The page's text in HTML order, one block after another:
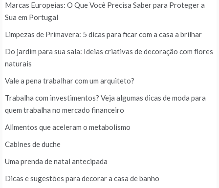
Marcas Europeias: O Que Você Precisa Saber para Proteger a
Sua em Portugal
Limpezas de Primavera: 5 dicas para ficar com a casa a brilhar
Do jardim para sua sala: Ideias criativas de decoração com flores
naturais
Vale a pena trabalhar com um arquiteto?
Trabalha com investimentos? Veja algumas dicas de moda para
quem trabalha no mercado financeiro
Alimentos que aceleram o metabolismo
Cabines de duche
Uma prenda de natal antecipada
Dicas e sugestões para decorar a casa de banho